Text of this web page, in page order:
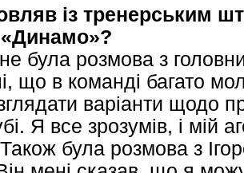
із тренерським
була розмова з
що в команді багато
варіанти щодо
Я все зрозумів, і мій
була розмова з